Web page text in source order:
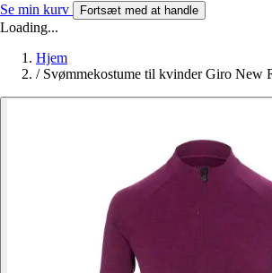
Se min kurv Fortsæt med at handle
Loading...
Hjem
/ Svømmekostume til kvinder Giro New